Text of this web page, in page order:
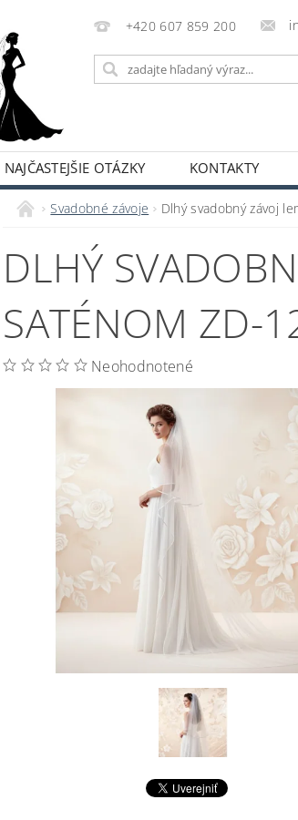
+420 607 859 200
NAJČASTEJŠIE OTÁZKY KONTAKTY
Svadobné závoje Dlhý svadobný závoj
DLHÝ
SATÉNOM ZD-
Neohodnotené